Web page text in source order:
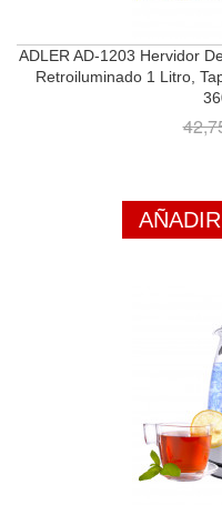
ADLER AD-1203 Hervidor
Retroiluminado 1 Litro,